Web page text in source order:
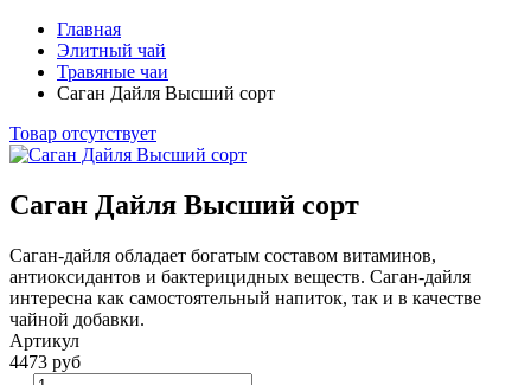
Главная
Элитный чай
Травяные чаи
Саган Дайля Высший сорт
Товар отсутствует
Саган Дайля Высший сорт
Саган-дайля обладает богатым составом витаминов,
антиоксидантов и бактерицидных веществ. Саган-дайля
интересна как самостоятельный напиток, так и в качестве
чайной добавки.
Артикул
4473 руб